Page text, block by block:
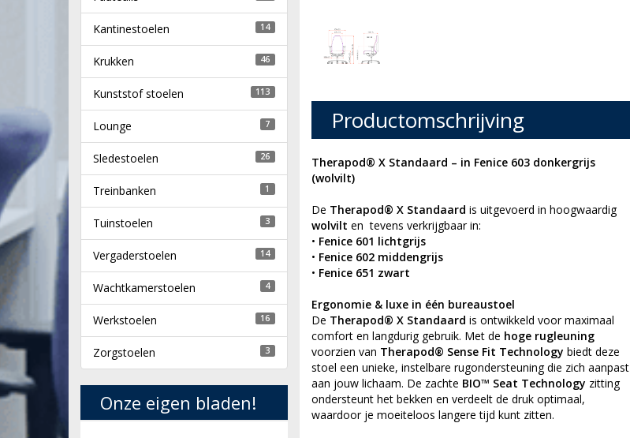
Productomschrijving
Therapod® X Standaard – in Fenice 603 donkergrijs
(wolvilt)
De Therapod® X Standaard is uitgevoerd in hoogwaardig
wolvilt en tevens verkrijgbaar in:
• Fenice 601 lichtgrijs
• Fenice 602 middengrijs
• Fenice 651 zwart
Ergonomie & luxe in één bureaustoel
De Therapod® X Standaard is ontwikkeld voor maximaal
comfort en langdurig gebruik. Met de hoge rugleuning
voorzien van Therapod® Sense Fit Technology biedt deze
stoel een unieke, instelbare rugondersteuning die zich aanpast
aan jouw lichaam. De zachte BIO™ Seat Technology zitting
ondersteunt het bekken en verdeelt de druk optimaal,
waardoor je moeiteloos langere tijd kunt zitten.
Kantinestoelen 14
Krukken 46
Kunststof stoelen 113
Lounge 7
Sledestoelen 26
Treinbanken 1
Tuinstoelen 3
Vergaderstoelen 14
Wachtkamerstoelen 4
Werkstoelen 16
Zorgstoelen 3
Onze eigen bladen!